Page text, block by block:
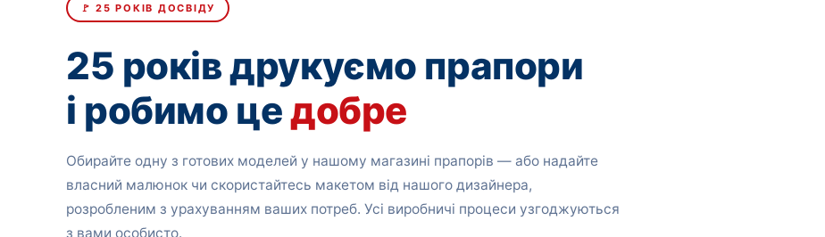
🚩 25 РОКІВ ДОСВІДУ
25 років друкуємо прапори
і робимо цедобре
Обирайте одну з готових моделей у нашому магазині прапорів — або надайте
власний малюнок чи скористайтесь макетом від нашого дизайнера,
розробленим з урахуванням ваших потреб. Усі виробничі процеси узгоджуються
з вами особисто.